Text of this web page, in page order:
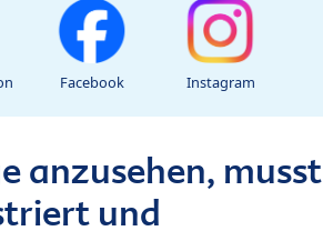
Facebook Instagram
anzusehen, musst
und